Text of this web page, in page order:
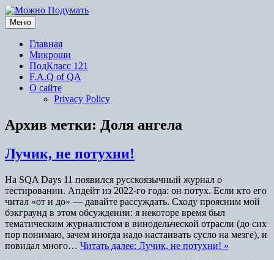
Перейти
к
содержимому
Меню
Главная
Микроши
ПодКласс 121
F.A.Q of QA
О сайте
Privacy Policy
Архив метки: Доля ангела
Лучик, не потухни!
На SQA Days 11 появился русскоязычный журнал о
тестировании. Апдейт из 2022-го года: он потух. Если кто его
читал «от и до» — давайте рассуждать. Сходу проясним мой
бэкграунд в этом обсуждении: я некоторе время был
тематическим журналистом в винодельческой отрасли (до сих
пор понимаю, зачем иногда надо настаивать сусло на мезге), и
повидал много… Читать далее: Лучик, не потухни! »